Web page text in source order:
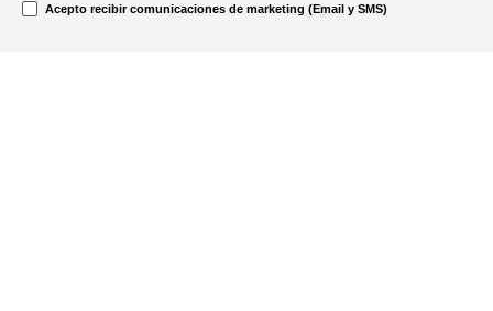
Acepto recibir comunicaciones de marketing (Email y SMS)